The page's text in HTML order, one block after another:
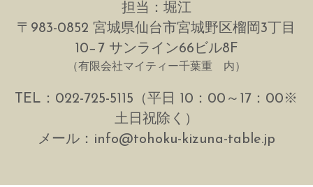
担当：堀江
〒983-0852 宮城県仙台市宮城野区榴岡3丁目
10−7 サンライン66ビル8F
（有限会社マイティー千葉重　内）
TEL：022-725-5115 （平日 10：00～17：00※
土日祝除く）
メール：info@tohoku-kizuna-table.jp